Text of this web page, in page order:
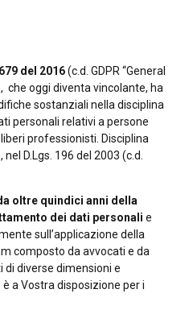
del 2016(c.d. GDPR “General
che oggi diventa vincolante, ha
sostanziali nella disciplina
personali relativi a persone
professionisti. Disciplina
D.Lgs. 196 del 2003 (c.d.
oltre quindici anni della
dei dati personali e
sull’applicazione della
composto da avvocati e da
diverse dimensioni e
a Vostra disposizione per i